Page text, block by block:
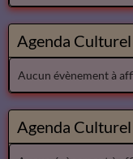
Agenda
Aucun évènement à
Agenda